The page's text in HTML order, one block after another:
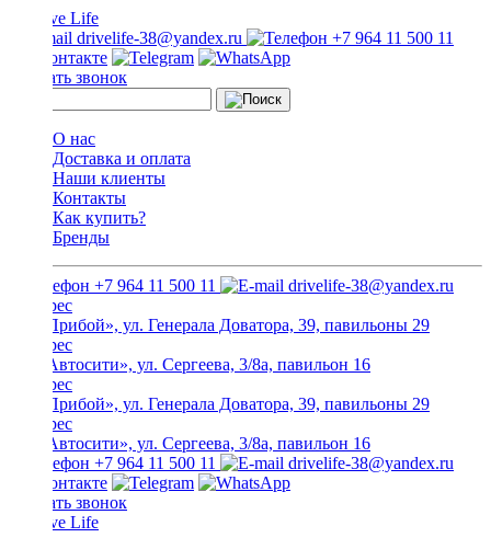
drivelife-38@yandex.ru +7 964 11 500 11
Заказать звонок
О нас
Доставка и оплата
Наши клиенты
Контакты
Как купить?
Бренды
+7 964 11 500 11 drivelife-38@yandex.ru
ТЦ «Прибой», ул. Генерала Доватора, 39, павильоны 29
ТЦ «Автосити», ул. Сергеева, 3/8а, павильон 16
ТЦ «Прибой», ул. Генерала Доватора, 39, павильоны 29
ТЦ «Автосити», ул. Сергеева, 3/8а, павильон 16
+7 964 11 500 11
drivelife-38@yandex.ru
Заказать звонок